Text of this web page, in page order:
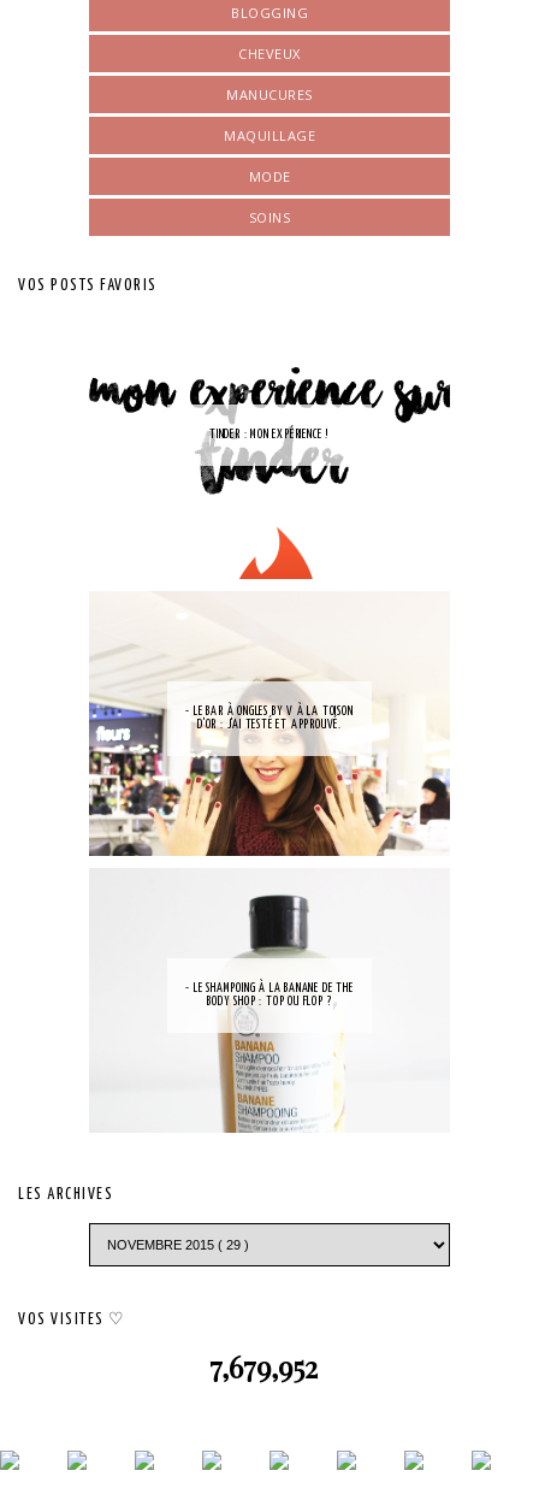
BLOGGING
CHEVEUX
MANUCURES
MAQUILLAGE
MODE
SOINS
VOS POSTS FAVORIS
TINDER : MON EXPÉRIENCE !
- LE BAR À ONGLES BY V À LA TOISON
D'OR : J'AI TESTÉ ET APPROUVÉ.
- LE SHAMPOING À LA BANANE DE THE
BODY SHOP : TOP OU FLOP ?
LES ARCHIVES
VOS VISITES ♡
7,679,952